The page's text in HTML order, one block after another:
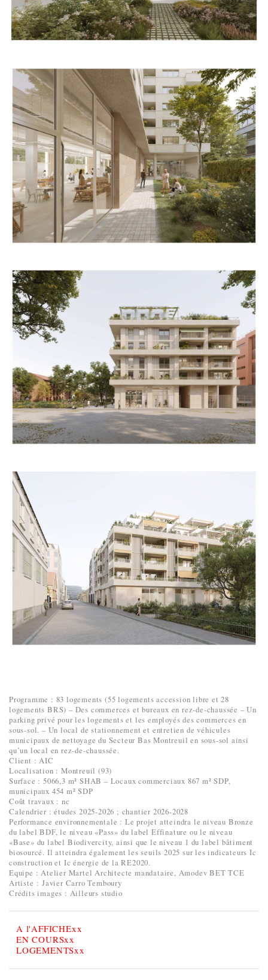
Programme : 83 logements (55 logements accession libre et 28
logements BRS) – Des commerces et bureaux en rez-de-chaussée – Un
parking privé pour les logements et les employés des commerces en
sous-sol. – Un local de stationnement et entretien de véhicules
municipaux de nettoyage du Secteur Bas Montreuil en sous-sol ainsi
qu’un local en rez-de-chaussée.
Client : AIC
Localisation : Montreuil (93)
Surface : 5066,3 m² SHAB – Locaux commerciaux 867 m² SDP,
municipaux 454 m² SDP
Coût travaux : nc
Calendrier : études 2025-2026 ; chantier 2026-2028
Performance environnementale : Le projet atteindra le niveau Bronze
du label BDF, le niveau «Pass» du label Effinature ou le niveau
«Base» du label Biodivercity, ainsi que le niveau 1 du label bâtiment
biosourcé. Il atteindra également les seuils 2025 sur les indicateurs Ic
construction et Ic énergie de la RE2020.
Equipe : Atelier Martel Architecte mandataire, Amodev BET TCE
Artiste : Javier Carro Temboury
Crédits images : Ailleurs studio
A l'AFFICHExx
EN COURSxx
LOGEMENTSxx